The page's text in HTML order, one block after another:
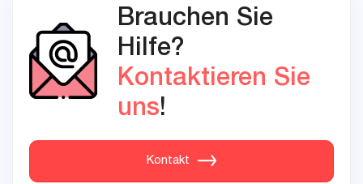
Brauchen Sie
Hilfe?
Kontaktieren Sie
uns!
Kontakt